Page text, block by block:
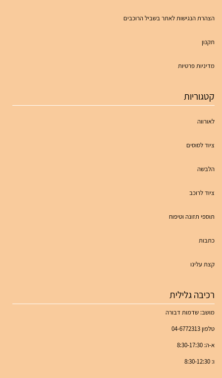
הצהרת הנגישות לאתר בשביל הרוכבים
תקנון
מדיניות פרטיות
קטגוריות
לאורווה
ציוד לסוסים
הלבשה
ציוד לרוכב
תוספי תזונה וטיפוח
כתבות
קצת עלינו
רכיבה גלילית
מושב: שדמות דבורה
טלפון 04-6772313
א-ה: 8:30-17:30
ו: 8:30-12:30